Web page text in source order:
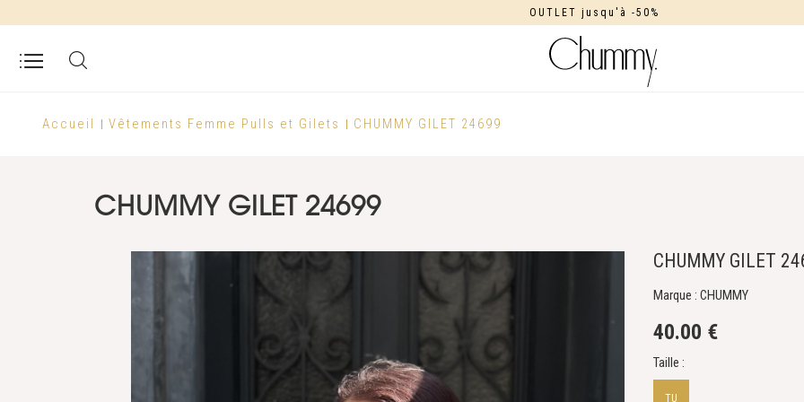
OUTLET jusqu'à -50%
Accueil Vêtements Femme Pulls et Gilets CHUMMY GILET 24699
CHUMMY GILET 24699
CHUMMY GILET
Marque : CHUMMY
40.00 €
Taille :
TU